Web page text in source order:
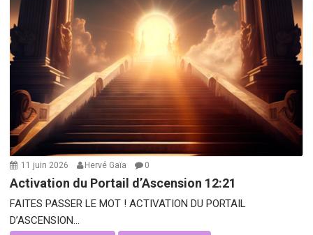
11 juin 2026 Hervé Gaïa 0
Activation du Portail d’Ascension 12:21
FAITES PASSER LE MOT ! ACTIVATION DU PORTAIL
D’ASCENSION...